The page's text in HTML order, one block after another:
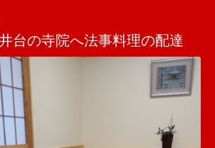
台の寺院へ法事料理の配達